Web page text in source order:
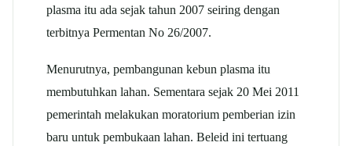
plasma itu ada sejak tahun 2007 seiring dengan
terbitnya Permentan No 26/2007.
Menurutnya, pembangunan kebun plasma itu
membutuhkan lahan. Sementara sejak 20 Mei 2011
pemerintah melakukan moratorium pemberian izin
baru untuk pembukaan lahan. Beleid ini tertuang